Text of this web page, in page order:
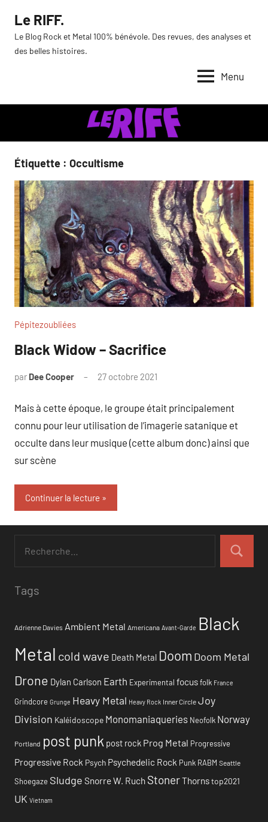
contenu
Le RIFF.
Le Blog Rock et Metal 100% bénévole. Des revues, des analyses et
des belles histoires.
Menu
Étiquette : Occultisme
Pépitezoubliées
Black Widow – Sacrifice
par Dee Cooper 27 octobre 2021
Mais à cette époque, le groupe était principalement
connu pour leur utilisation de l’imagerie satanique et
occulte dans leur musique (cette album donc) ainsi que
sur scène
Continuer la lecture
Tags
Adrienne Davies Ambient Metal Americana Avant-Garde Black
Metal cold wave Death Metal Doom Doom Metal
Drone Dylan Carlson Earth Experimental focusfolk France
Grindcore Grunge Heavy Metal Heavy Rock Inner Circle Joy
Division Kaléidoscope Monomaniaqueries Neofolk Norway
Portland post punk post rock Prog Metal Progressive
Progressive Rock Psych Psychedelic Rock Punk RABM Seattle
Shoegaze Sludge Snorre W. Ruch StonerThornstop2021
UK Vietnam